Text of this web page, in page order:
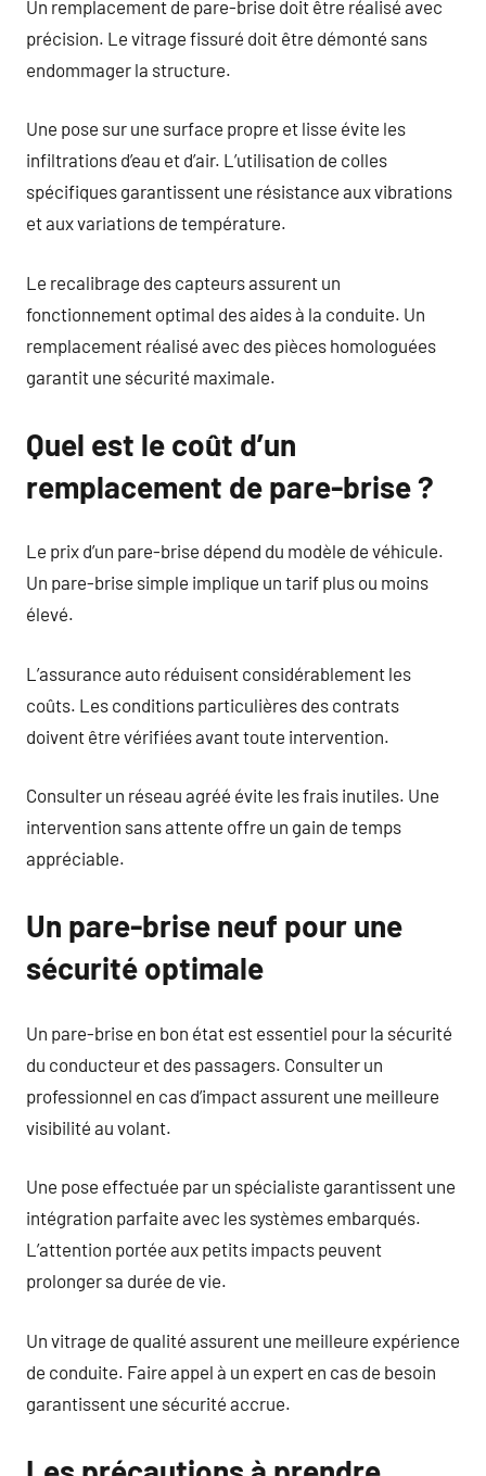
Un remplacement de pare-brise doit être réalisé avec
précision. Le vitrage fissuré doit être démonté sans
endommager la structure.
Une pose sur une surface propre et lisse évite les
infiltrations d’eau et d’air. L’utilisation de colles
spécifiques garantissent une résistance aux vibrations
et aux variations de température.
Le recalibrage des capteurs assurent un
fonctionnement optimal des aides à la conduite. Un
remplacement réalisé avec des pièces homologuées
garantit une sécurité maximale.
Quel est le coût d’un
remplacement de pare-brise ?
Le prix d’un pare-brise dépend du modèle de véhicule.
Un pare-brise simple implique un tarif plus ou moins
élevé.
L’assurance auto réduisent considérablement les
coûts. Les conditions particulières des contrats
doivent être vérifiées avant toute intervention.
Consulter un réseau agréé évite les frais inutiles. Une
intervention sans attente offre un gain de temps
appréciable.
Un pare-brise neuf pour une
sécurité optimale
Un pare-brise en bon état est essentiel pour la sécurité
du conducteur et des passagers. Consulter un
professionnel en cas d’impact assurent une meilleure
visibilité au volant.
Une pose effectuée par un spécialiste garantissent une
intégration parfaite avec les systèmes embarqués.
L’attention portée aux petits impacts peuvent
prolonger sa durée de vie.
Un vitrage de qualité assurent une meilleure expérience
de conduite. Faire appel à un expert en cas de besoin
garantissent une sécurité accrue.